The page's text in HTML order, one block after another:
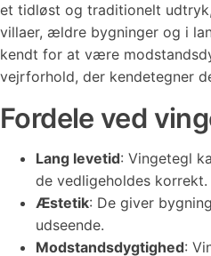
et tidløst og traditionelt
villaer, ældre bygninger og i
kendt for at være
vejrforhold, der kendetegner
Fordele ved
Lang levetid: Vingetegl
de vedligeholdes korrekt​.
Æstetik: De giver
udseende.
Modstandsdygtighed: